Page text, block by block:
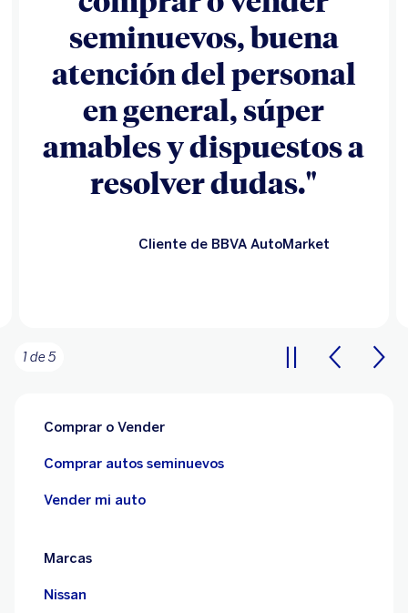
vender tu auto, te
explican cómo será el
proceso, da confianza
por ser parte de BBVA."
2 de 5
Comprar o Vender
Comprar autos seminuevos
Vender mi auto
Marcas
Nissan